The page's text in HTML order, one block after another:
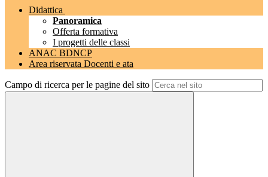
Didattica
Panoramica
Offerta formativa
I progetti delle classi
ANAC BDNCP
Area riservata Docenti e ata
Campo di ricerca per le pagine del sito